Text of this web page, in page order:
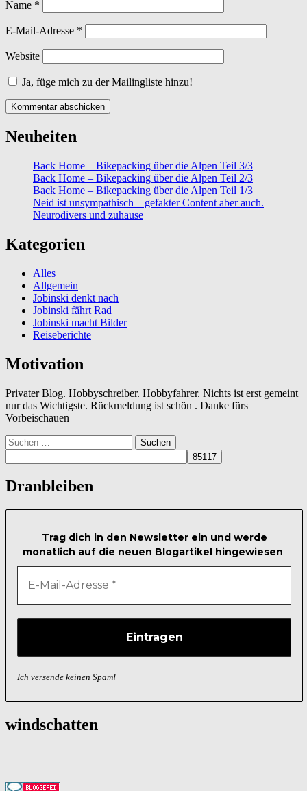
Name *
E-Mail-Adresse *
Website
Ja, füge mich zu der Mailingliste hinzu!
Neuheiten
Back Home – Bikepacking über die Alpen Teil 3/3
Back Home – Bikepacking über die Alpen Teil 2/3
Back Home – Bikepacking über die Alpen Teil 1/3
Neid ist unsympathisch – gefakter Content aber auch.
Neurodivers und zuhause
Kategorien
Alles
Allgemein
Jobinski denkt nach
Jobinski fährt Rad
Jobinski macht Bilder
Reiseberichte
Motivation
Privater Blog. Hobbyschreiber. Hobbyfahrer. Nichts ist erst gemeint
nur das Wichtigste. Rückmeldung ist schön . Danke fürs
Vorbeischauen
Suchen
nach:
Dranbleiben
Trag dich in den Newsletter ein und werde
monatlich auf die neuen Blogartikel hingewiesen.
Ich versende keinen Spam!
windschatten